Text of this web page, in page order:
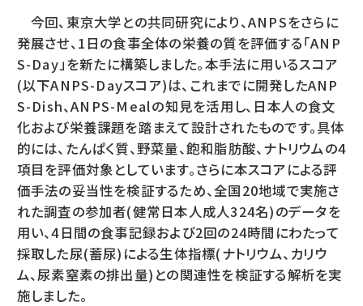
今回、東京大学との共同研究により、ANPSをさらに
発展させ、1日の食事全体の栄養の質を評価する「ANP
S-Day」を新たに構築しました。本手法に用いるスコア
(以下ANPS-Dayスコア)は、これまでに開発したANP
S-Dish、ANPS-Mealの知見を活用し、日本人の食文
化および栄養課題を踏まえて設計されたものです。具体
的には、たんぱく質、野菜量、飽和脂肪酸、ナトリウムの4
項目を評価対象としています。さらに本スコアによる評
価手法の妥当性を検証するため、全国20地域で実施さ
れた調査の参加者(健常日本人成人324名)のデータを
用い、4日間の食事記録および2回の24時間にわたって
採取した尿(蓄尿)による生体指標(ナトリウム、カリウ
ム、尿素窒素の排出量)との関連性を検証する解析を実
施しました。